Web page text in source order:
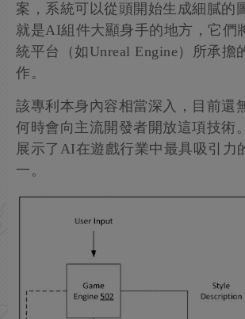
案，系統可以從頭開始生成細膩的
就是AI組件大顯身手的地方，它們
統平台（如Unreal Engine）所承擔
作。
該專利本身內容相當深入，目前還
何時會向主流開發者開放這項技術
展示了AI在遊戲行業中最具吸引力
一。